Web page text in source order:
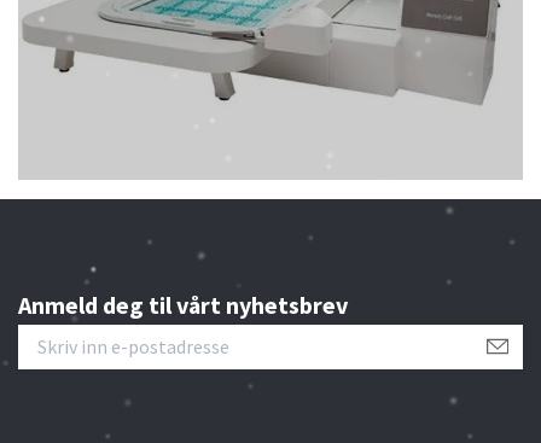
Anmeld deg til vårt nyhetsbrev